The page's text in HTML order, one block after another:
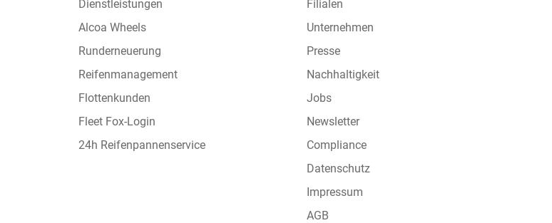
Dienstleistungen
Alcoa Wheels
Runderneuerung
Reifenmanagement
Flottenkunden
Fleet Fox-Login
24h Reifenpannenservice
Filialen
Unternehmen
Presse
Nachhaltigkeit
Jobs
Newsletter
Compliance
Datenschutz
Impressum
AGB